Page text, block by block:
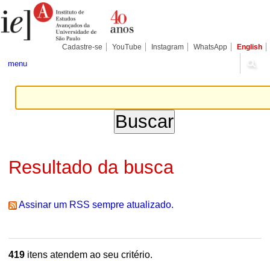
para
conteúdo.
Pessoais
Cadastre-se YouTube Instagram WhatsApp English
menu
Resultado da busca
Assinar um RSS sempre atualizado.
419itens atendem ao seu critério.